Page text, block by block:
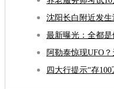
最新曝光：全都是
阿勒泰惊现UFO